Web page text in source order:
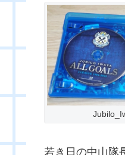
若き日の中山隊